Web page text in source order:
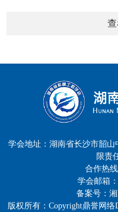
学会地址：湖南省长沙市韶
限责
合作热线
学会邮箱
备案号：湘
版权所有：Copyright鼎誉网络